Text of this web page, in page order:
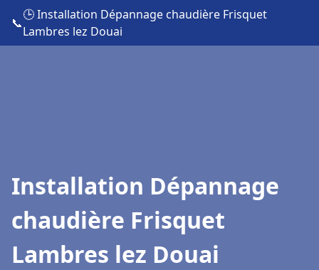
📞
🕒 Installation Dépannage chaudière Frisquet
Lambres lez Douai
Installation Dépannage
chaudière Frisquet
Lambres lez Douai